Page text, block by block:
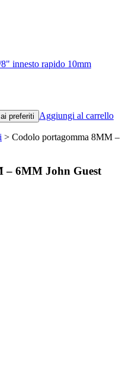
innesto rapido 10mm
preferiti Aggiungi al carrello
> Codolo portagomma 8MM –
– 6MM John Guest